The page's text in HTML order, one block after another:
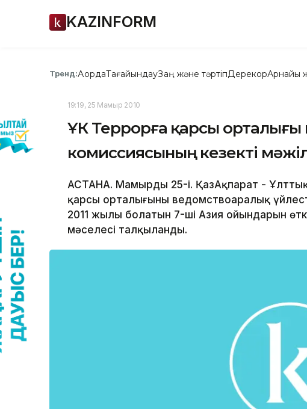
KAZINFORM
Тренд:АқордаТағайындауЗаң және тәртіпДерекқорАрнайы
19:19, 25 Мамыр 2010
ҰҚК Террорға қарсы
комиссиясының кезекті
АСТАНА. Мамырдың 25-і. ҚазАқпарат - Ұлттық
қарсы орталығының ведомствоаралық
2011 жылы болатын 7-ші Азия ойындарын
мәселесі талқыланды.